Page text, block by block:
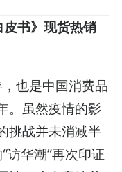
书》现货热销
也是中国消费品
。虽然疫情的影
挑战并未消减半
华潮”再次印证